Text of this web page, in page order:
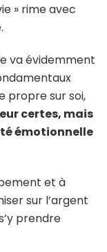
» rime avec
va évidemment
propre sur soi,
certes, mais
émotionnelle
et à
sur l’argent
prendre